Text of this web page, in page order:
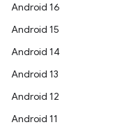
Android 16
Android 15
Android 14
Android 13
Android 12
Android 11